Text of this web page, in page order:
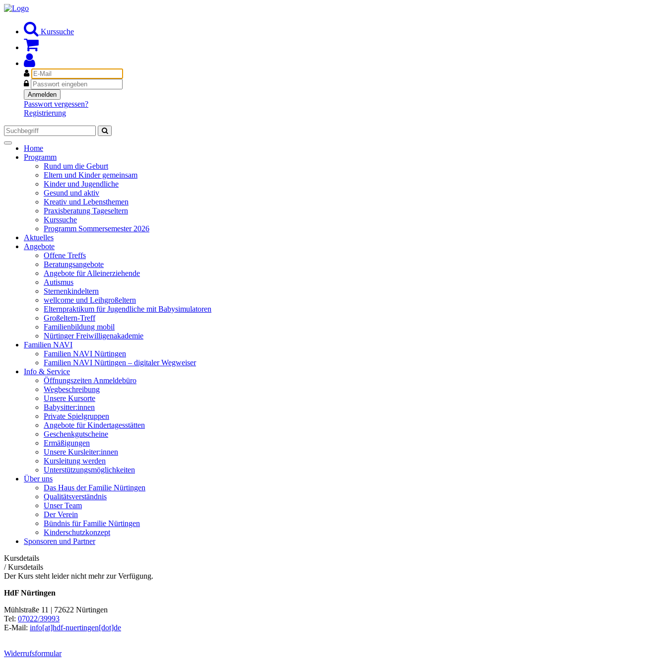
Kurssuche
E-
Mail
Passwort
Anmelden
Passwort vergessen?
Registrierung
Toggle
navigation
Home
Programm
Rund um die Geburt
Eltern und Kinder gemeinsam
Kinder und Jugendliche
Gesund und aktiv
Kreativ und Lebensthemen
Praxisberatung Tageseltern
Kurssuche
Programm Sommersemester 2026
Aktuelles
Angebote
Offene Treffs
Beratungsangebote
Angebote für Alleinerziehende
Autismus
Sternenkindeltern
wellcome und Leihgroßeltern
Elternpraktikum für Jugendliche mit Babysimulatoren
Großeltern-Treff
Familienbildung mobil
Nürtinger Freiwilligenakademie
Familien NAVI
Familien NAVI Nürtingen
Familien NAVI Nürtingen – digitaler Wegweiser
Info & Service
Öffnungszeiten Anmeldebüro
Wegbeschreibung
Unsere Kursorte
Babysitter:innen
Private Spielgruppen
Angebote für Kindertagesstätten
Geschenkgutscheine
Ermäßigungen
Unsere Kursleiter:innen
Kursleitung werden
Unterstützungsmöglichkeiten
Über uns
Das Haus der Familie Nürtingen
Qualitätsverständnis
Unser Team
Der Verein
Bündnis für Familie Nürtingen
Kinderschutzkonzept
Sponsoren und Partner
Kursdetails
/Kursdetails
Der Kurs steht leider nicht mehr zur Verfügung.
HdF Nürtingen
Mühlstraße 11 | 72622 Nürtingen
Tel: 07022/39993
E-Mail: info[at]hdf-nuertingen[dot]de
Widerrufsformular